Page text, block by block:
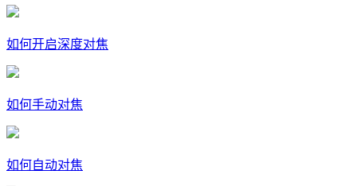
如何开启深度对焦
如何手动对焦
如何自动对焦